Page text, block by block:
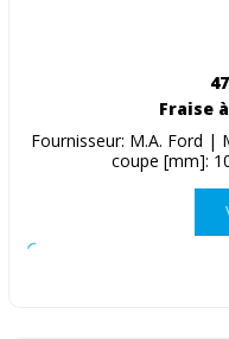
Fraise
Fournisseur: M.A. Ford
coupe [mm]: